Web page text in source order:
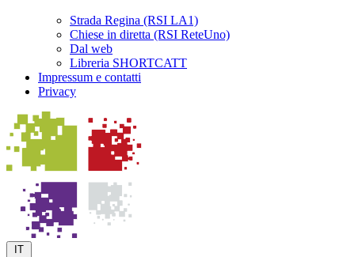
Strada Regina (RSI LA1)
Chiese in diretta (RSI ReteUno)
Dal web
Libreria SHORTCATT
Impressum e contatti
Privacy
IT